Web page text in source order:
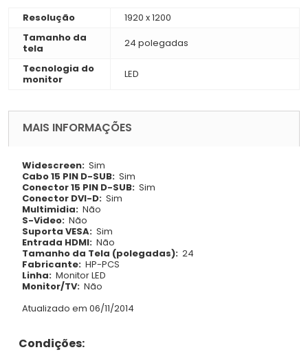
Resolução
1920 x 1200
Tamanho da
tela
24 polegadas
Tecnologia do
monitor
LED
MAIS INFORMAÇÕES
Widescreen: Sim
Cabo 15 PIN D-SUB: Sim
Conector 15 PIN D-SUB: Sim
Conector DVI-D: Sim
Multimidia: Não
S-Video: Não
Suporta VESA: Sim
Entrada HDMI: Não
Tamanho da Tela (polegadas): 24
Fabricante: HP-PCS
Linha: Monitor LED
Monitor/TV: Não
Atualizado em 06/11/2014
Condições: